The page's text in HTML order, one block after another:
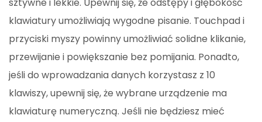
klawiatury umożliwiają wygodne pisanie. Touchpad i
przyciski myszy powinny umożliwiać solidne klikanie,
przewijanie i powiększanie bez pomijania. Ponadto,
jeśli do wprowadzania danych korzystasz z 10
klawiszy, upewnij się, że wybrane urządzenie ma
klawiaturę numeryczną. Jeśli nie będziesz mieć